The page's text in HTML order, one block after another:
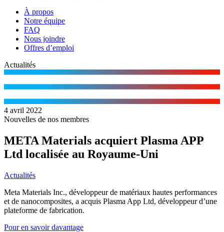
À propos
Notre équipe
FAQ
Nous joindre
Offres d’emploi
Actualités
4 avril 2022
Nouvelles de nos membres
META Materials acquiert Plasma APP
Ltd localisée au Royaume-Uni
Actualités
Meta Materials Inc., développeur de matériaux hautes performances
et de nanocomposites, a acquis Plasma App Ltd, développeur d’une
plateforme de fabrication.
Pour en savoir davantage